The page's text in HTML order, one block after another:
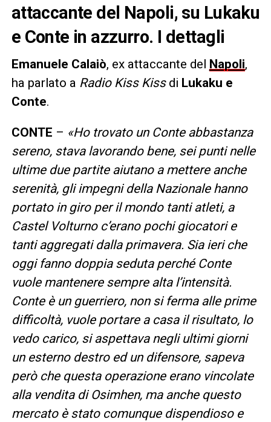
attaccante del Napoli, su Lukaku
e Conte in azzurro. I dettagli
Emanuele Calaiò, ex attaccante del Napoli,
ha parlato a Radio Kiss Kissdi Lukaku e
Conte.
CONTE – «Ho trovato un Conte abbastanza
sereno, stava lavorando bene, sei punti nelle
ultime due partite aiutano a mettere anche
serenità, gli impegni della Nazionale hanno
portato in giro per il mondo tanti atleti, a
Castel Volturno c’erano pochi giocatori e
tanti aggregati dalla primavera. Sia ieri che
oggi fanno doppia seduta perché Conte
vuole mantenere sempre alta l’intensità.
Conte è un guerriero, non si ferma alle prime
difficoltà, vuole portare a casa il risultato, lo
vedo carico, si aspettava negli ultimi giorni
un esterno destro ed un difensore, sapeva
però che questa operazione erano vincolate
alla vendita di Osimhen, ma anche questo
mercato è stato comunque dispendioso e